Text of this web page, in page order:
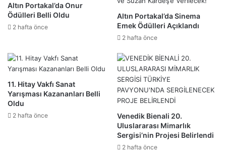
Altın Portakal’da Onur
Ödülleri Belli Oldu
2 hafta önce
Altın Portakal’da Sinema
Emek Ödülleri Açıklandı
2 hafta önce
11. Hitay Vakfı Sanat
Yarışması Kazananları Belli
Oldu
2 hafta önce
Venedik Bienali 20.
Uluslararası Mimarlık
Sergisi’nin Projesi Belirlendi
2 hafta önce